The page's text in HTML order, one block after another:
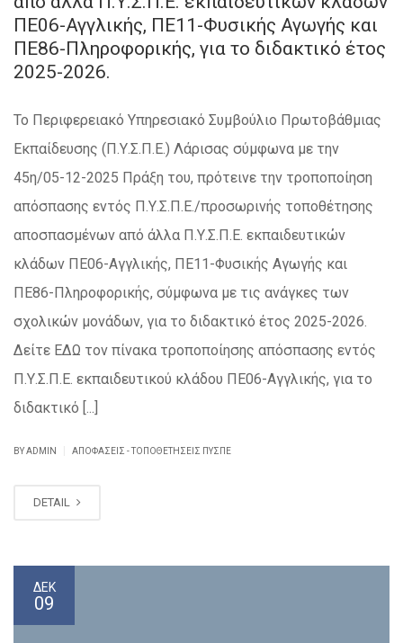
ΠΕ06-Αγγλικής, ΠΕ11-Φυσικής Αγωγής και
ΠΕ86-Πληροφορικής, για το διδακτικό έτος
2025-2026.
Το Περιφερειακό Υπηρεσιακό Συμβούλιο Πρωτοβάθμιας
Εκπαίδευσης (Π.Υ.Σ.Π.Ε.) Λάρισας σύμφωνα με την
45η/05-12-2025 Πράξη του, πρότεινε την τροποποίηση
απόσπασης εντός Π.Υ.Σ.Π.Ε./προσωρινής τοποθέτησης
αποσπασμένων από άλλα Π.Υ.Σ.Π.Ε. εκπαιδευτικών
κλάδων ΠΕ06-Αγγλικής, ΠΕ11-Φυσικής Αγωγής και
ΠΕ86-Πληροφορικής, σύμφωνα με τις ανάγκες των
σχολικών μονάδων, για το διδακτικό έτος 2025-2026.
Δείτε ΕΔΩ τον πίνακα τροποποίησης απόσπασης εντός
Π.Υ.Σ.Π.Ε. εκπαιδευτικού κλάδου ΠΕ06-Αγγλικής, για το
διδακτικό [...]
BY ADMIN ΑΠΟΦΆΣΕΙΣ - ΤΟΠΟΘΕΤΉΣΕΙΣ ΠΥΣΠΕ
DETAIL
ΔΕΚ
09